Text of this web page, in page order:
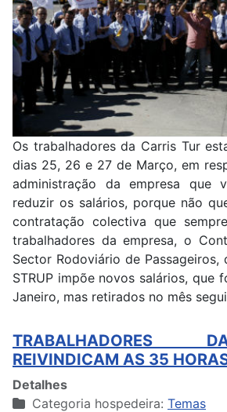
Os trabalhadores da Carris Tur
dias 25, 26 e 27 de Março, em
administração da empresa que
reduzir os salários, porque não
contratação colectiva que
trabalhadores da empresa, o
Sector Rodoviário de
STRUP impõe novos salários, que
Janeiro, mas retirados no mês
TRABALHADORES
REIVINDICAM AS 35
Detalhes
Categoria hospedeira: Temas